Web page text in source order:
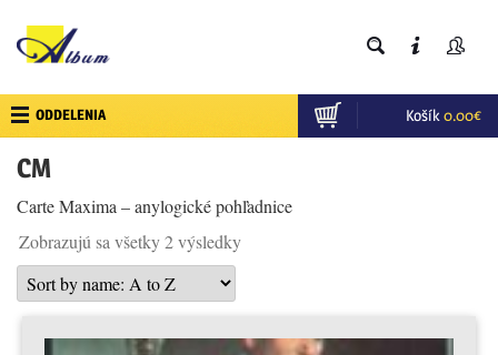
Košík 0.00€
ODDELENIA
CM
Carte Maxima – anylogické pohľadnice
Zobrazujú sa všetky 2 výsledky